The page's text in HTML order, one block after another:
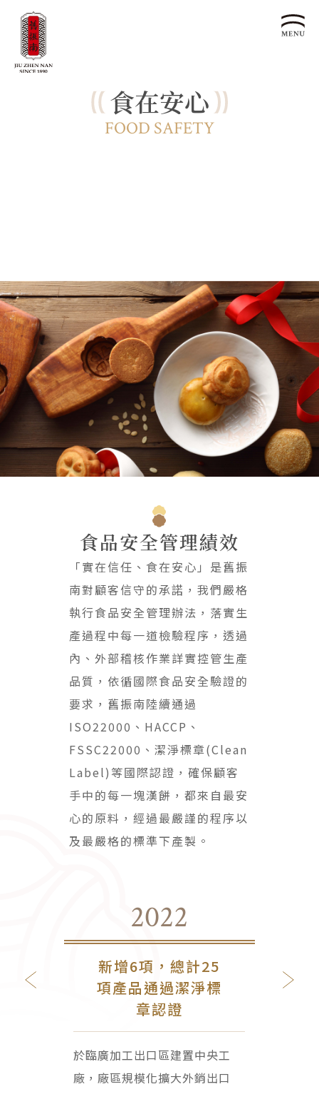
關於我們
品牌故事
認識漢餅文化
利害關係人
全台據點
客服中心
會員禮遇
人才招募
線上購物 會員禮遇 企業客製
© 2026 JIU ZHEN NAN.CO All rights reserved
Site by 很好設計 Goods Design
食在安心
FOOD SAFETY
食品安全管理績效
「實在信任、食在安心」是舊振
南對顧客信守的承諾，我們嚴格
執行食品安全管理辦法，落實生
產過程中每一道檢驗程序，透過
內、外部稽核作業詳實控管生產
品質，依循國際食品安全驗證的
要求，舊振南陸續通過
ISO22000、HACCP、
FSSC22000、潔淨標章(Clean
Label)等國際認證，確保顧客
手中的每一塊漢餅，都來自最安
心的原料，經過最嚴謹的程序以
及最嚴格的標準下產製。
2022
新增6項，總計25
項產品通過潔淨標
章認證
於臨廣加工出口區建置中央工
廠，廠區規模化擴大外銷出口